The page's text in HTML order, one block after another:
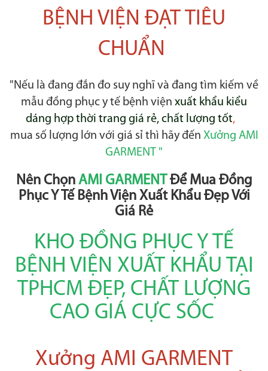
BỆNH VIỆN ĐẠT TIÊU
CHUẨN
"Nếu là đang đắn đo suy nghĩ và đang tìm kiếm về
mẫu đồng phục y tế bệnh viện xuất khẩu kiểu
dáng hợp thời trang giá rẻ, chất lượng tốt,
mua số lượng lớn với giá sỉ thì hãy đến Xưởng AMI
GARMENT "
Nên Chọn AMI GARMENT Để Mua Đồng
Phục Y Tế Bệnh Viện Xuất Khẩu Đẹp Với
Giá Rẻ
KHO ĐỒNG PHỤC Y TẾ
BỆNH VIỆN XUẤT KHẨU TẠI
TPHCM ĐẸP, CHẤT LƯỢNG
CAO GIÁ CỰC SỐC
Xưởng AMI GARMENT